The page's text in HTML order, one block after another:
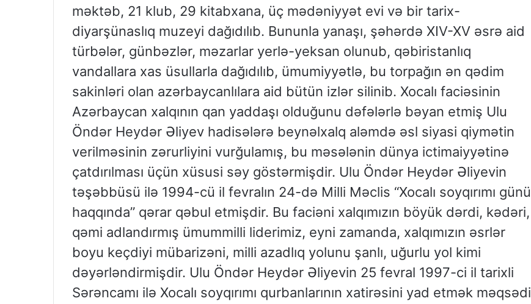
məktəb, 21 klub, 29 kitabxana, üç mədəniyyət evi və bir tarix-
diyarşünaslıq muzeyi dağıdılıb. Bununla yanaşı, şəhərdə XIV-XV əsrə aid
türbələr, günbəzlər, məzarlar yerlə-yeksan olunub, qəbiristanlıq
vandallara xas üsullarla dağıdılıb, ümumiyyətlə, bu torpağın ən qədim
sakinləri olan azərbaycanlılara aid bütün izlər silinib. Xocalı faciəsinin
Azərbaycan xalqının qan yaddaşı olduğunu dəfələrlə bəyan etmiş Ulu
Öndər Heydər Əliyev hadisələrə beynəlxalq aləmdə əsl siyasi qiymətin
verilməsinin zərurliyini vurğulamış, bu məsələnin dünya ictimaiyyətinə
çatdırılması üçün xüsusi səy göstərmişdir. Ulu Öndər Heydər Əliyevin
təşəbbüsü ilə 1994-cü il fevralın 24-də Milli Məclis “Xocalı soyqırımı günü
haqqında” qərar qəbul etmişdir. Bu faciəni xalqımızın böyük dərdi, kədəri,
qəmi adlandırmış ümummilli liderimiz, eyni zamanda, xalqımızın əsrlər
boyu keçdiyi mübarizəni, milli azadlıq yolunu şanlı, uğurlu yol kimi
dəyərləndirmişdir. Ulu Öndər Heydər Əliyevin 25 fevral 1997-ci il tarixli
Sərəncamı ilə Xocalı soyqırımı qurbanlarının xatirəsini yad etmək məqsədi